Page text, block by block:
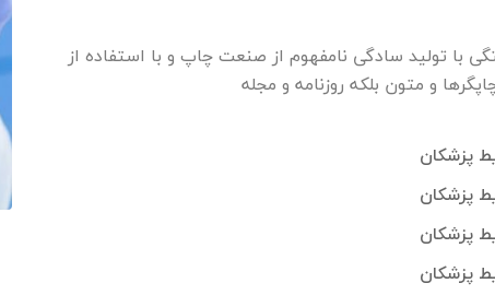
با تولید سادگی نامفهوم از صنعت چاپ و با استفاده از
و متون بلکه روزنامه و مجله
پزشکان
پزشکان
پزشکان
پزشکان